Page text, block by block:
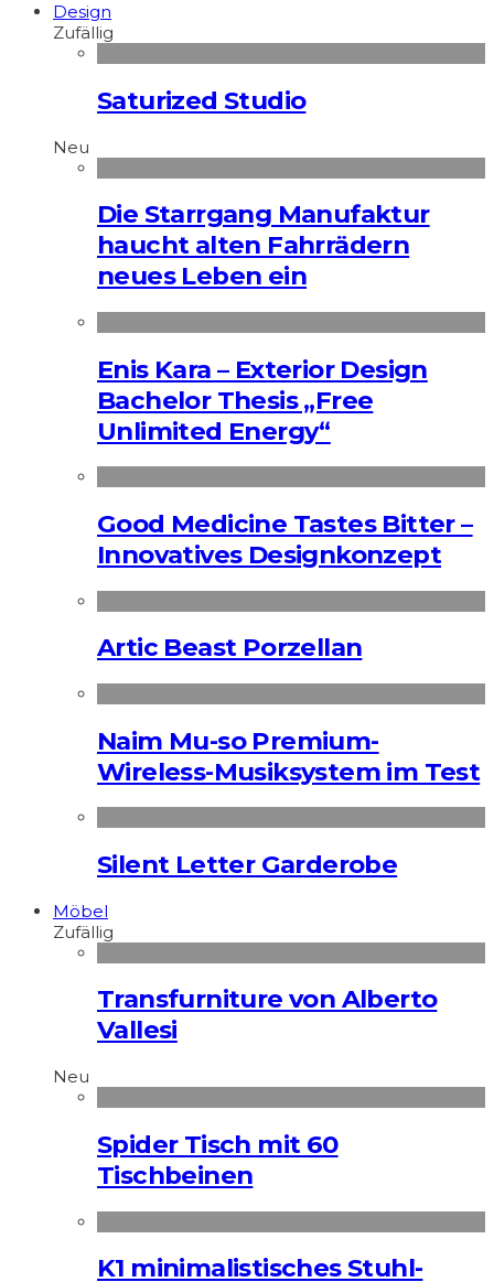
Design
Zufällig
Saturized Studio
Neu
Die Starrgang Manufaktur
haucht alten Fahrrädern
neues Leben ein
Enis Kara – Exterior Design
Bachelor Thesis „Free
Unlimited Energy“
Good Medicine Tastes Bitter –
Innovatives Designkonzept
Artic Beast Porzellan
Naim Mu-so Premium-
Wireless-Musiksystem im Test
Silent Letter Garderobe
Möbel
Zufällig
Transfurniture von Alberto
Vallesi
Neu
Spider Tisch mit 60
Tischbeinen
K1 minimalistisches Stuhl-